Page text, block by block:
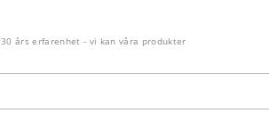
års erfarenhet - vi kan våra produkter